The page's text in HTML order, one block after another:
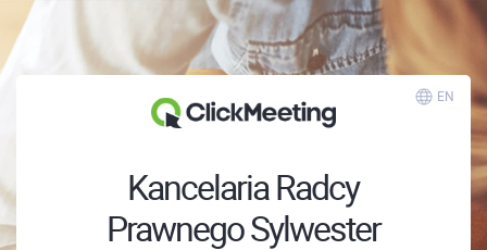
EN
Kancelaria Radcy
Prawnego Sylwester